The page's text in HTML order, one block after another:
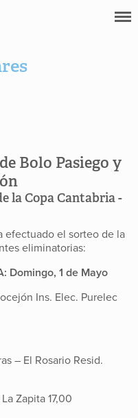
Bolo Pasiego y
la Copa Cantabria -
efectuado el sorteo de la
eliminatorias:
Domingo, 1 de Mayo
Ins. Elec. Purelec
– El Rosario Resid.
Zapita 17,00